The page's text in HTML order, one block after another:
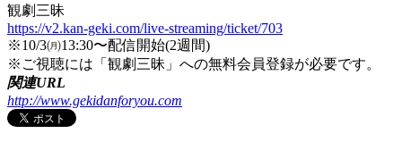
観劇三昧
https://v2.kan-geki.com/live-streaming/ticket/703
※10/3㈪13:30〜配信開始(2週間)
※ご視聴には「観劇三昧」への無料会員登録が必要です。
関連URL
http://www.gekidanforyou.com